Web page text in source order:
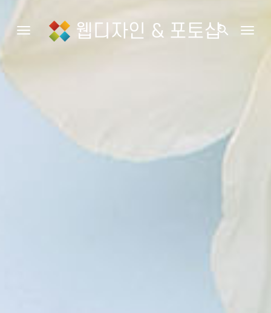
Toggle navigation웹디자인 & 포토샵search